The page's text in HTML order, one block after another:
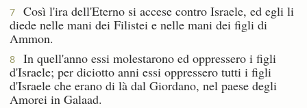
7
Così l'ira dell'Eterno si accese contro Israele, ed egli li
diede nelle mani dei Filistei e nelle mani dei figli di
Ammon.
8
In quell'anno essi molestarono ed oppressero i figli
d'Israele; per diciotto anni essi oppressero tutti i figli
d'Israele che erano di là dal Giordano, nel paese degli
Amorei in Galaad.